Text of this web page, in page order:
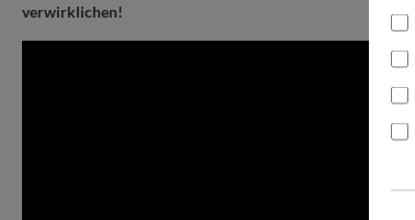
verwirklichen!